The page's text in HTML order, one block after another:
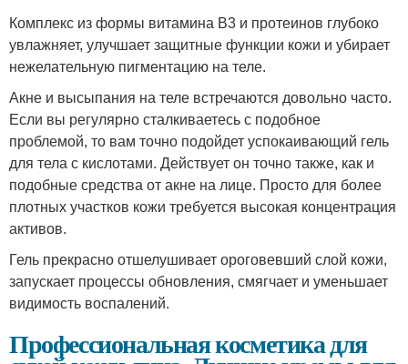
Комплекс из формы витамина В3 и протеинов глубоко
увлажняет, улучшает защитные функции кожи и убирает
нежелательную пигментацию на теле.
Акне и высыпания на теле встречаются довольно часто.
Если вы регулярно сталкиваетесь с подобное
проблемой, то вам точно подойдет успокаивающий гель
для тела с кислотами. Действует он точно также, как и
подобные средства от акне на лице. Просто для более
плотных участков кожи требуется высокая концентрация
активов.
Гель прекрасно отшелушивает ороговевший слой кожи,
запускает процессы обновления, смягчает и уменьшает
видимость воспалений.
Профессиональная косметика для